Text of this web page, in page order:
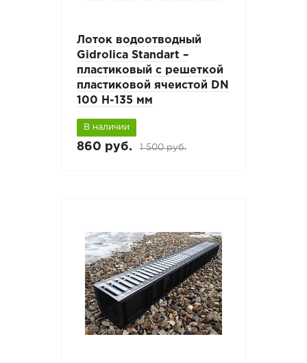
Лоток водоотводный
Gidrolica Standart –
пластиковый с решеткой
пластиковой ячеистой DN
100 H-135 мм
В наличии
860 руб. 1 500 руб.